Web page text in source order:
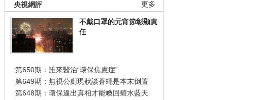
更多
央視網評
不戴口罩的元宵節彰顯責
任
第650期：誰來醫治“環保焦慮症”
第649期：無視公廁現狀談蒼蠅是本末倒置
第648期：環保逼出真相才能喚回碧水藍天